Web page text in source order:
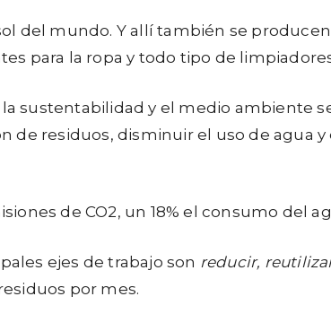
del mundo. Y allí también se
para la ropa y todo tipo de
sustentabilidad y el medio ambiente
de residuos, disminuir el uso de agua
de CO2, un 18% el consumo del
ejes de trabajo son reducir,
por mes.